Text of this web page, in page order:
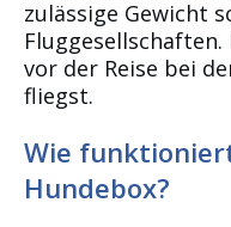
zulässige Gewicht
vor der Reise bei
fliegst.
Wie
Hundebox?